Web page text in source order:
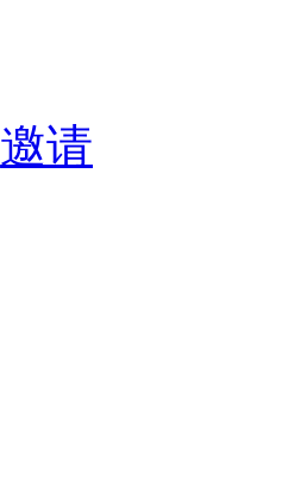
邀请